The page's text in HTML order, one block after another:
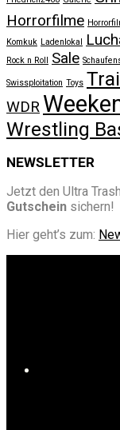
Horrorfilme
Komkuk Ladenlokal
Rock n Roll Sale
Swissploitation Toys
WDR
Wrestling
NEWSLETTER
Jetzt den Ultra
Gutschein sichern!
Hier geht’s zum: